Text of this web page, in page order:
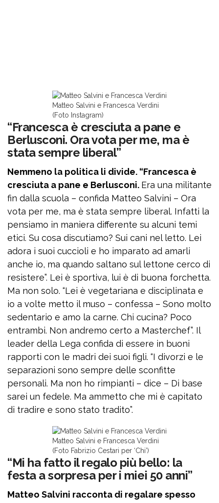
Matteo Salvini e Francesca Verdini
(Foto Instagram)
“Francesca è cresciuta a pane e
Berlusconi. Ora vota per me, ma è
stata sempre liberal”
Nemmeno la politica li divide. “Francesca è
cresciuta a pane e Berlusconi. Era una militante
fin dalla scuola – confida Matteo Salvini – Ora
vota per me, ma è stata sempre liberal. Infatti la
pensiamo in maniera differente su alcuni temi
etici. Su cosa discutiamo? Sui cani nel letto. Lei
adora i suoi cuccioli e ho imparato ad amarli
anche io, ma quando saltano sul lettone cerco di
resistere”. Lei è sportiva, lui è di buona forchetta.
Ma non solo. “Lei è vegetariana e disciplinata e
io a volte metto il muso – confessa – Sono molto
sedentario e amo la carne. Chi cucina? Poco
entrambi. Non andremo certo a Masterchef”. Il
leader della Lega confida di essere in buoni
rapporti con le madri dei suoi figli. “I divorzi e le
separazioni sono sempre delle sconfitte
personali. Ma non ho rimpianti – dice – Di base
sarei un fedele. Ma ammetto che mi è capitato
di tradire e sono stato tradito”.
Matteo Salvini e Francesca Verdini
(Foto Fabrizio Cestari per ‘Chi’)
“Mi ha fatto il regalo più bello: la
festa a sorpresa per i miei 50 anni”
Matteo Salvini racconta di regalare spesso